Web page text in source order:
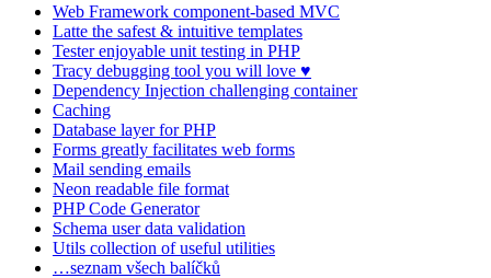
Web Framework component-based MVC
Latte the safest & intuitive templates
Testerenjoyable unit testing in PHP
Tracy debugging tool you will love ♥
Dependency Injection challenging container
Caching
Database layer for PHP
Forms greatly facilitates web forms
Mail sending emails
Neon readable file format
PHP Code Generator
Schema user data validation
Utils collection of useful utilities
…seznam všech balíčků